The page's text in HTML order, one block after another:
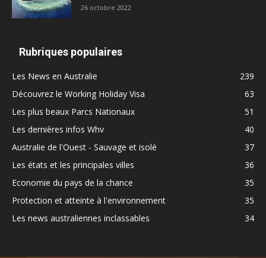
26 octobre 2022
Rubriques populaires
Les News en Australie
239
Découvrez le Working Holiday Visa
63
Les plus beaux Parcs Nationaux
51
Les dernières infos Whv
40
Australie de l'Ouest - Sauvage et isolé
37
Les états et les principales villes
36
Economie du pays de la chance
35
Protection et atteinte à l'environnement
35
Les news australiennes inclassables
34